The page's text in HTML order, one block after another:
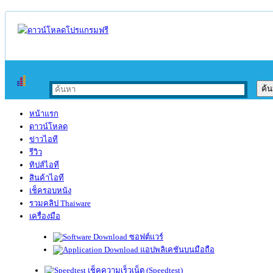
หน้าแรก
ดาวน์โหลด
ข่าวไอที
รีวิว
ทิปส์ไอที
สินค้าไอที
เช็ครอบหนัง
รวมคลิป Thaiware
เครื่องมือ
ซอฟต์แวร์
แอปพลิเคชันบนมือถือ
เช็คความเร็วเน็ต (Speedtest)